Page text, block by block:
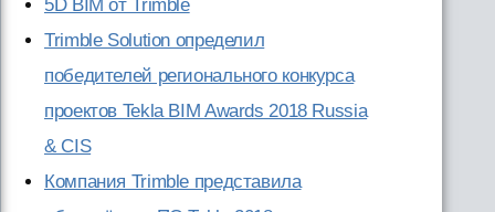
5D BIM от Trimble
Trimble Solution определил
победителей регионального конкурса
проектов Tekla BIM Awards 2018 Russia
& CIS
Компания Trimble представила